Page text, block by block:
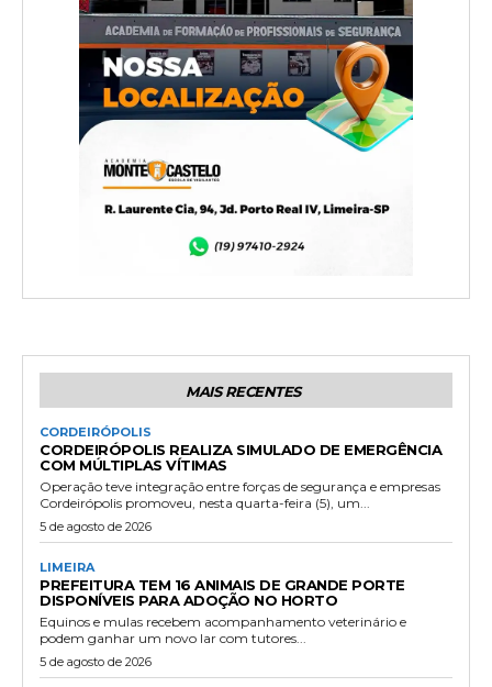
MAIS RECENTES
CORDEIRÓPOLIS
CORDEIRÓPOLIS REALIZA SIMULADO DE EMERGÊNCIA
COM MÚLTIPLAS VÍTIMAS
Operação teve integração entre forças de segurança e empresas
Cordeirópolis promoveu, nesta quarta-feira (5), um...
5 de agosto de 2026
LIMEIRA
PREFEITURA TEM 16 ANIMAIS DE GRANDE PORTE
DISPONÍVEIS PARA ADOÇÃO NO HORTO
Equinos e mulas recebem acompanhamento veterinário e
podem ganhar um novo lar com tutores...
5 de agosto de 2026